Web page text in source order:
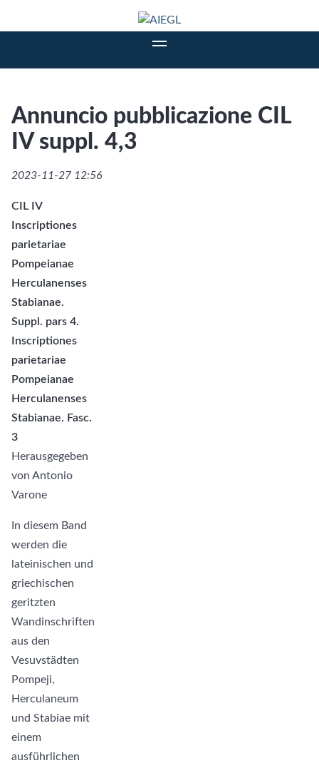
Annuncio pubblicazione CIL
IV suppl. 4,3
2023-11-27 12:56
CIL IV
Inscriptiones
parietariae
Pompeianae
Herculanenses
Stabianae.
Suppl. pars 4.
Inscriptiones
parietariae
Pompeianae
Herculanenses
Stabianae. Fasc.
3
Herausgegeben
von Antonio
Varone
In diesem Band
werden die
lateinischen und
griechischen
geritzten
Wandinschriften
aus den
Vesuvstädten
Pompeji,
Herculaneum
und Stabiae mit
einem
ausführlichen